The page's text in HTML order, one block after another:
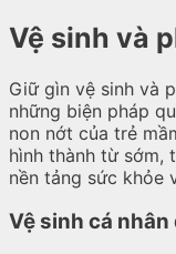
Vệ sinh và
Giữ gìn vệ sinh và
những biện pháp
non nớt của trẻ
hình thành từ sớm,
nền tảng sức khỏe
Vệ sinh cá